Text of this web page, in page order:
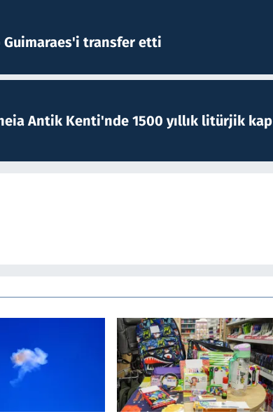
Guimaraes'i transfer etti
Antik Kenti'nde 1500 yıllık litürjik kap